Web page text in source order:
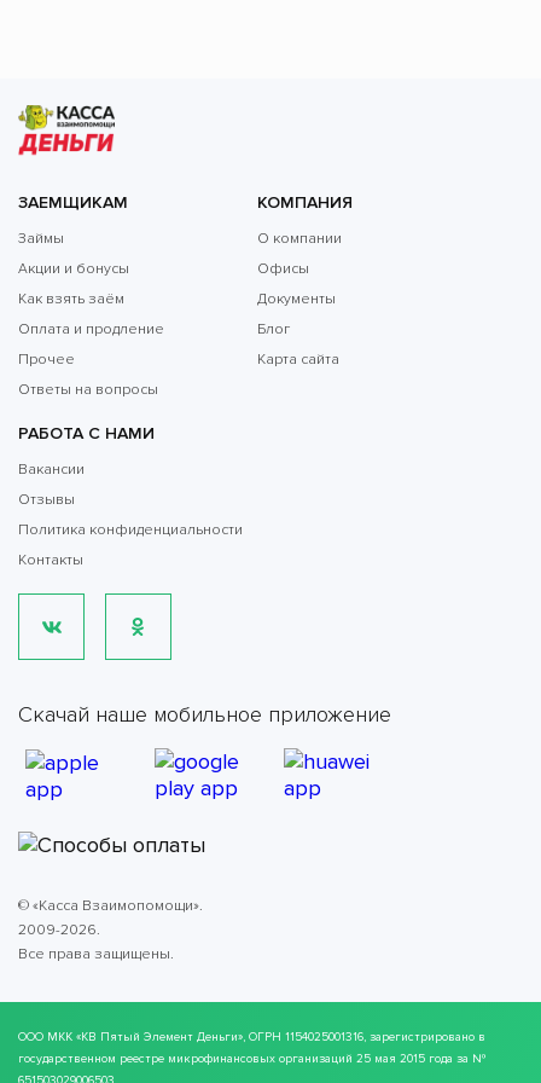
ЗАЕМЩИКАМ
Займы
Акции и бонусы
Как взять заём
Оплата и продление
Прочее
Ответы на вопросы
КОМПАНИЯ
О компании
Офисы
Документы
Блог
Карта сайта
РАБОТА С НАМИ
Вакансии
Отзывы
Политика конфиденциальности
Контакты
Скачай наше мобильное приложение
© «Касса Взаимопомощи».
2009-2026.
Все права защищены.
ООО МКК «КВ Пятый Элемент Деньги», ОГРН 1154025001316, зарегистрировано в
государственном реестре микрофинансовых организаций 25 мая 2015 года за №